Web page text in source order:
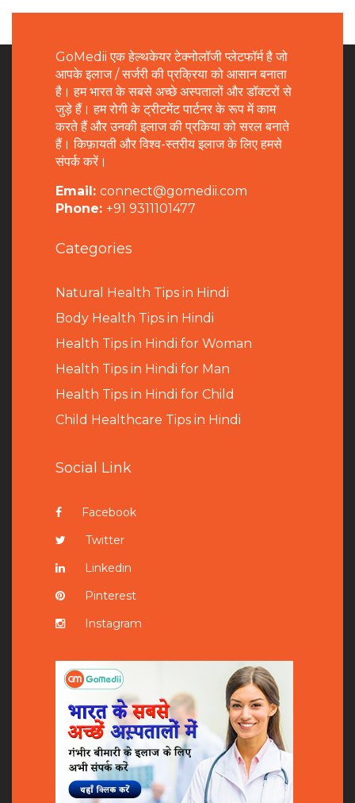
GoMedii एक हेल्थकेयर टेक्नोलॉजी प्लेटफॉर्म है जो
आपके इलाज / सर्जरी की प्रक्रिया को आसान बनाता
है। हम भारत के सबसे अच्छे अस्पतालों और डॉक्टरों से
जुड़े हैं। हम रोगी के ट्रीटमेंट पार्टनर के रूप में काम
करते हैं और उनकी इलाज की प्रकिया को सरल बनाते
हैं। किफ़ायती और विश्व-स्तरीय इलाज के लिए हमसे
संपर्क करें।
Email: connect@gomedii.com
Phone: +91 9311101477
Categories
Natural Health Tips in Hindi
Body Health Tips in Hindi
Health Tips in Hindi for Woman
Health Tips in Hindi for Man
Health Tips in Hindi for Child
Child Healthcare Tips in Hindi
Social Link
Facebook
Twitter
Linkedin
Pinterest
Instagram